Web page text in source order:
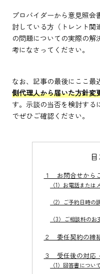
プロバイダーから意見照
討している方（トレント関
の問題についての実際の
考になさってください。
なお、記事の最後にここ最
側代理人から届いた方針変
す。示談の当否を検討する
でぜひご確認ください。
１ お問合せから
（1）お電話また
（2）ご予約日時
（3）ご相談料のお
２ 委任契約の締
３ 受任後の対応
（1）回答書について